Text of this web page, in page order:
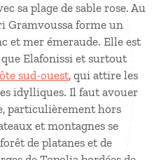
sa plage de sable rose. Au
Gramvoussa forme un
et mer émeraude. Elle est
Elafonissi et surtout
sud-ouest, qui attire les
idylliques. Il faut avouer
particulièrement hors
et montagnes se
de platanes et de